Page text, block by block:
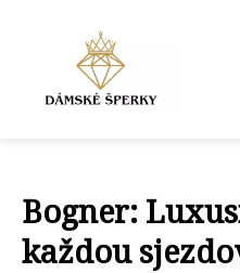
Bogner:
každou